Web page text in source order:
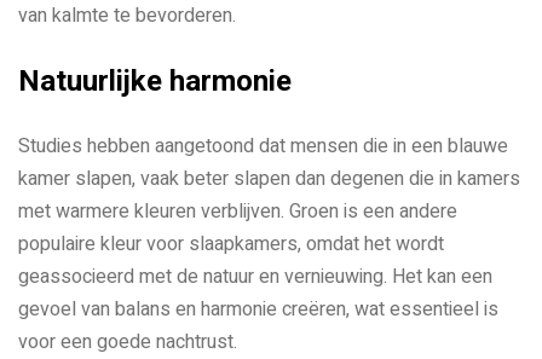
van kalmte te bevorderen.
Natuurlijke harmonie
Studies hebben aangetoond dat mensen die in een blauwe
kamer slapen, vaak beter slapen dan degenen die in kamers
met warmere kleuren verblijven. Groen is een andere
populaire kleur voor slaapkamers, omdat het wordt
geassocieerd met de natuur en vernieuwing. Het kan een
gevoel van balans en harmonie creëren, wat essentieel is
voor een goede nachtrust.